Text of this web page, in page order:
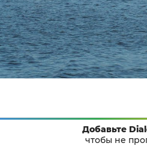
Добавьте
чтобы не